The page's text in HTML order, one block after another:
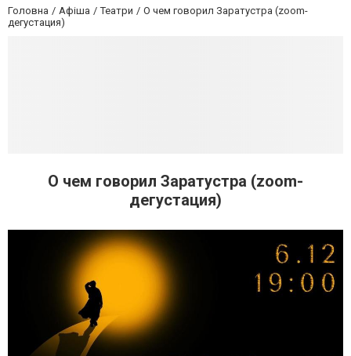
Головна Афіша Театри
О чем говорил Заратустра (zoom-
дегустация)
О чем говорил Заратустра (zoom-
дегустация)